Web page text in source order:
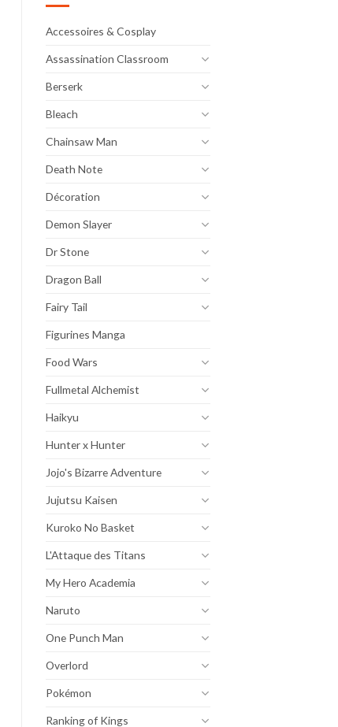
Accessoires & Cosplay
Assassination Classroom
Berserk
Bleach
Chainsaw Man
Death Note
Décoration
Demon Slayer
Dr Stone
Dragon Ball
Fairy Tail
Figurines Manga
Food Wars
Fullmetal Alchemist
Haikyu
Hunter x Hunter
Jojo's Bizarre Adventure
Jujutsu Kaisen
Kuroko No Basket
L'Attaque des Titans
My Hero Academia
Naruto
One Punch Man
Overlord
Pokémon
Ranking of Kings